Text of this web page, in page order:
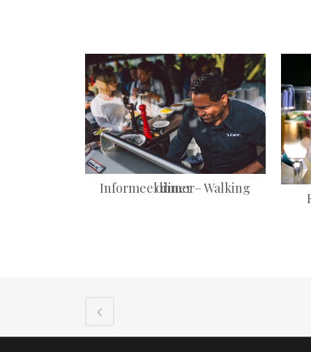
+
Informeel diner – Walking dinner